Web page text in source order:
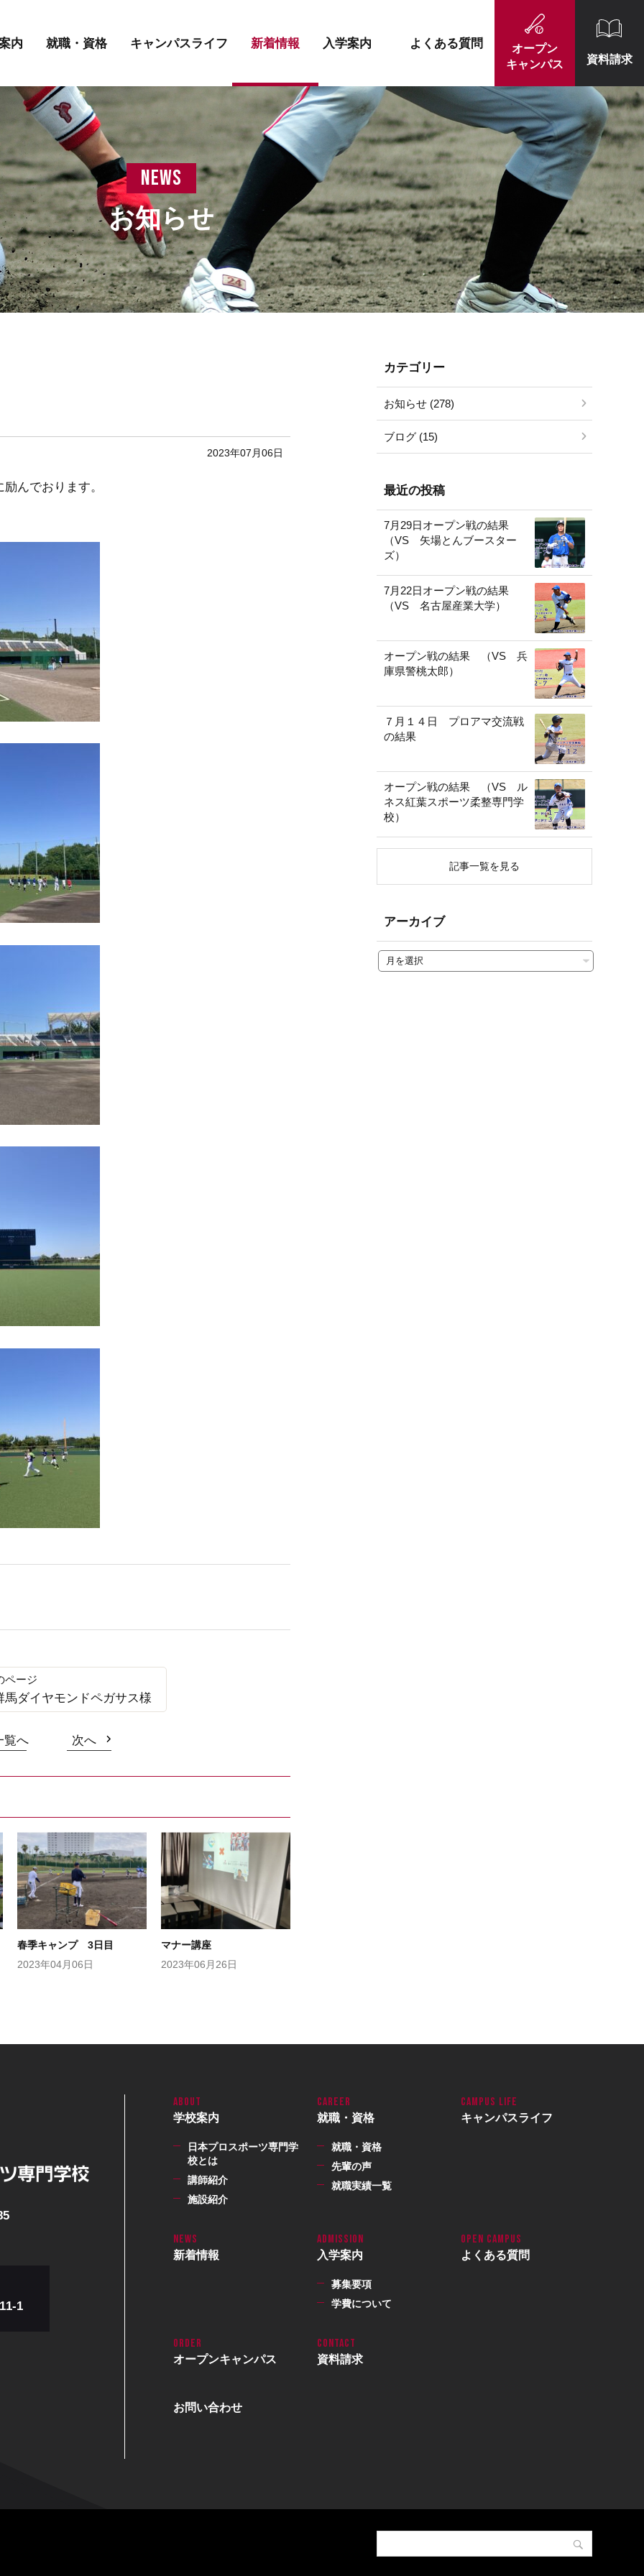
内
講師紹介 施設紹介
就職・資格
先輩の声 就職実績一覧
キャンパスライフ 新着情報 入学案内
学費について
よくある質問
オープン
キャンパス
資料請求
news
お知らせ
2023年07月06日
んでおります。
ダイヤモンドペガサス様
覧へ 次へ
春季キャンプ 3日目
2023年04月06日
マナー講座
2023年06月26日
カテゴリー
お知らせ (278)
ブログ (15)
最近の投稿
7月29日オープン戦の結果
（VS 矢場とんブースター
ズ）
7月22日オープン戦の結果
（VS 名古屋産業大学）
オープン戦の結果 （VS 兵
庫県警桃太郎）
７月１４日 プロアマ交流戦
の結果
オープン戦の結果 （VS ル
ネス紅葉スポーツ柔整専門学
校）
記事一覧を見る
アーカイブ
1
学校案内
日本プロスポーツ専門学
校とは
講師紹介
施設紹介
就職・資格
就職・資格
先輩の声
就職実績一覧
キャンパスライフ
新着情報 入学案内
募集要項
学費について
よくある質問
オープンキャンパス 資料請求
お問い合わせ